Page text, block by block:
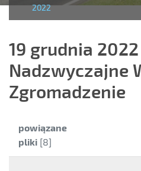
2022
19 grudnia
Nadzwyczajne
Zgromadzenie
Kategoria:
powiązane
pliki [8]